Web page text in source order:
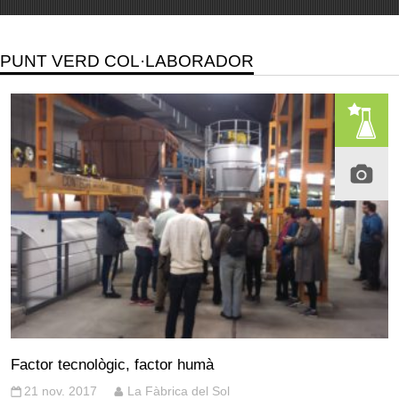
PUNT VERD COL·LABORADOR
Factor tecnològic, factor humà
21 nov. 2017 La Fàbrica del Sol